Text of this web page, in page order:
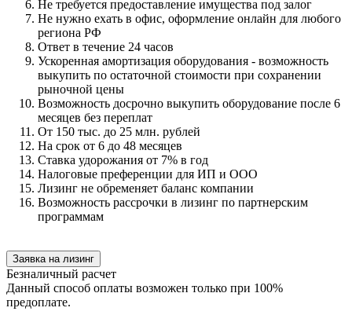
Не требуется предоставление имущества под залог
Не нужно ехать в офис, оформление онлайн для любого
региона РФ
Ответ в течение 24 часов
Ускоренная амортизация оборудования - возможность
выкупить по остаточной стоимости при сохранении
рыночной цены
Возможность досрочно выкупить оборудование после 6
месяцев без переплат
От 150 тыс. до 25 млн. рублей
На срок от 6 до 48 месяцев
Ставка удорожания от 7% в год
Налоговые преференции для ИП и ООО
Лизинг не обременяет баланс компании
Возможность рассрочки в лизинг по партнерским
программам
Заявка на лизинг
Безналичный расчет
Данный способ оплаты возможен только при 100%
предоплате.